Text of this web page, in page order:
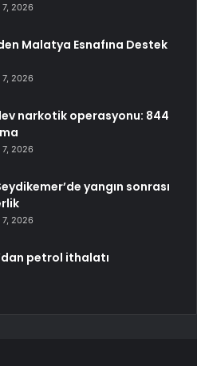
2026
Malatya Esnafına Destek
2026
narkotik operasyonu: 844
2026
yangın sonrası
2026
petrol ithalatı